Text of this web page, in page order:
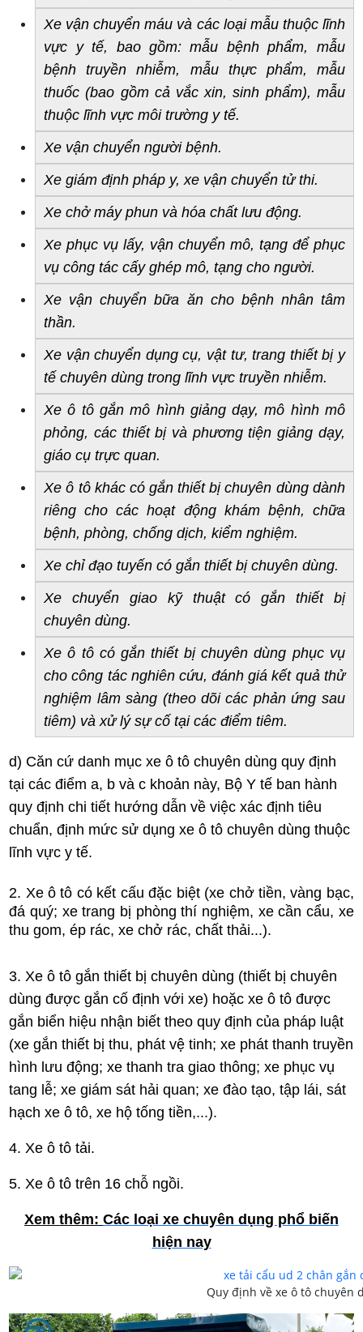
Xe vận chuyển máu và các loại mẫu thuộc lĩnh
vực y tế, bao gồm: mẫu bệnh phẩm, mẫu
bệnh truyền nhiễm, mẫu thực phẩm, mẫu
thuốc (bao gồm cả vắc xin, sinh phẩm), mẫu
thuộc lĩnh vực môi trường y tế.
Xe vận chuyển người bệnh.
Xe giám định pháp y, xe vận chuyển tử thi.
Xe chở máy phun và hóa chất lưu động.
Xe phục vụ lấy, vận chuyển mô, tạng để phục
vụ công tác cấy ghép mô, tạng cho người.
Xe vận chuyển bữa ăn cho bệnh nhân tâm
thần.
Xe vận chuyển dụng cụ, vật tư, trang thiết bị y
tế chuyên dùng trong lĩnh vực truyền nhiễm.
Xe ô tô gắn mô hình giảng dạy, mô hình mô
phỏng, các thiết bị và phương tiện giảng dạy,
giáo cụ trực quan.
Xe ô tô khác có gắn thiết bị chuyên dùng dành
riêng cho các hoạt động khám bệnh, chữa
bệnh, phòng, chống dịch, kiểm nghiệm.
Xe chỉ đạo tuyến có gắn thiết bị chuyên dùng.
Xe chuyển giao kỹ thuật có gắn thiết bị
chuyên dùng.
Xe ô tô có gắn thiết bị chuyên dùng phục vụ
cho công tác nghiên cứu, đánh giá kết quả thử
nghiệm lâm sàng (theo dõi các phản ứng sau
tiêm) và xử lý sự cố tại các điểm tiêm.
d) Căn cứ danh mục xe ô tô chuyên dùng quy định
tại các điểm a, b và c khoản này, Bộ Y tế ban hành
quy định chi tiết hướng dẫn về việc xác định tiêu
chuẩn, định mức sử dụng xe ô tô chuyên dùng thuộc
lĩnh vực y tế.
2. Xe ô tô có kết cấu đặc biệt (xe chở tiền, vàng bạc,
đá quý; xe trang bị phòng thí nghiệm, xe cần cẩu, xe
thu gom, ép rác, xe chở rác, chất thải...).
3. Xe ô tô gắn thiết bị chuyên dùng (thiết bị chuyên
dùng được gắn cố định với xe) hoặc xe ô tô được
gắn biển hiệu nhận biết theo quy định của pháp luật
(xe gắn thiết bị thu, phát vệ tinh; xe phát thanh truyền
hình lưu động; xe thanh tra giao thông; xe phục vụ
tang lễ; xe giám sát hải quan; xe đào tạo, tập lái, sát
hạch xe ô tô, xe hộ tống tiền,...).
4. Xe ô tô tải.
5. Xe ô tô trên 16 chỗ ngồi.
Xem thêm: Các loại xe chuyên dụng phổ biến
hiện nay
Quy định về xe ô tô chuyên